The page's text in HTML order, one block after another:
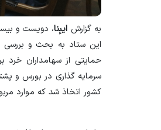
به گزارش ایبِنا، دویست و
این ستاد به بحث و بررسی
حمایتی از سهامداران
سرمایه گذاری در بورس و
کشور اتخاذ شد که موارد